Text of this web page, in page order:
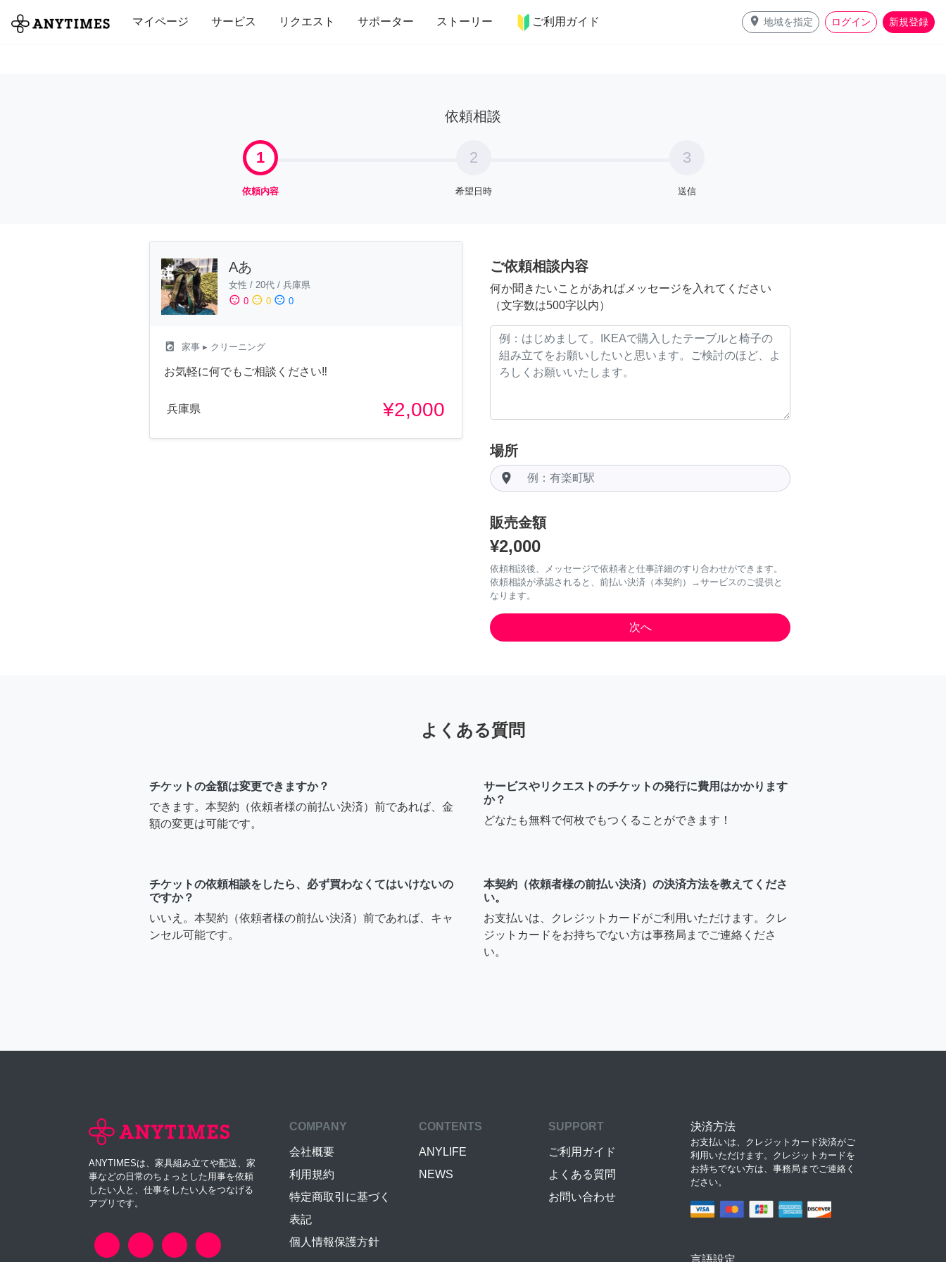
マイページ サービス リクエスト サポーター ストーリー ご利用ガイド place 地域を指定 ログイン 新規登録
全て 修理・組立 家事 引っ越し インテリア 趣味・習い事 ペット 料理
依頼相談
1
依頼内容
2
希望日時
3
送信
Aあ
女性 / 20代 / 兵庫県
sentiment_satisfied 0 sentiment_neutral 0 sentiment_dissatisfied 0
local_laundry_service 家事 ▸ クリーニング
お気軽に何でもご相談ください‼︎
兵庫県 ¥2,000
ご依頼相談内容
何か聞きたいことがあればメッセージを入れてください
（文字数は500字以内）
場所
room
販売金額
¥2,000
依頼相談後、メッセージで依頼者と仕事詳細のすり合わせができます。
依頼相談が承認されると、前払い決済（本契約）→サービスのご提供と
なります。
よくある質問
チケットの金額は変更できますか？
できます。本契約（依頼者様の前払い決済）前であれば、金
額の変更は可能です。
サービスやリクエストのチケットの発行に費用はかかります
か？
どなたも無料で何枚でもつくることができます！
チケットの依頼相談をしたら、必ず買わなくてはいけないの
ですか？
いいえ。本契約（依頼者様の前払い決済）前であれば、キャ
ンセル可能です。
本契約（依頼者様の前払い決済）の決済方法を教えてくださ
い。
お支払いは、クレジットカードがご利用いただけます。クレ
ジットカードをお持ちでない方は事務局までご連絡くださ
い。
ANYTIMESは、家具組み立てや配送、家
事などの日常のちょっとした用事を依頼
したい人と、仕事をしたい人をつなげる
アプリです。
COMPANY
会社概要
利用規約
特定商取引に基づく
表記
個人情報保護方針
CONTENTS
ANYLIFE
NEWS
SUPPORT
ご利用ガイド
よくある質問
お問い合わせ
決済方法
お支払いは、クレジットカード決済がご
利用いただけます。クレジットカードを
お持ちでない方は、事務局までご連絡く
ださい。
言語設定